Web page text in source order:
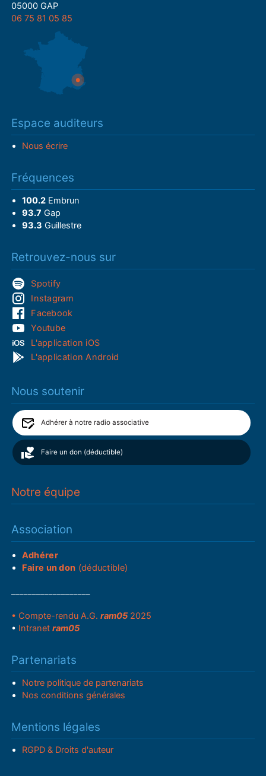
05000 GAP
06 75 81 05 85
Espace auditeurs
Nous écrire
Fréquences
100.2Embrun
93.7 Gap
93.3 Guillestre
Retrouvez-nous sur
Spotify
Instagram
Facebook
Youtube
L'application iOS
L'application Android
Nous soutenir
Adhérer à notre radio associative
Faire un don (déductible)
Notre équipe
Association
Adhérer
Faire un don (déductible)
• Compte-rendu A.G.ram05 2025
• Intranetram05
Partenariats
Notre politique de partenariats
Nos conditions générales
Mentions légales
RGPD & Droits d'auteur